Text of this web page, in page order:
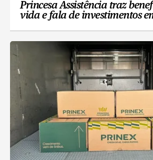
Princesa Assistência traz
vida e fala de investimentos